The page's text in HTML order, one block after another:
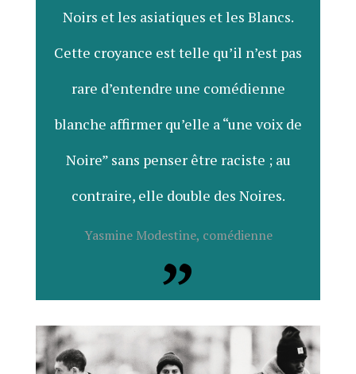
Noirs et les asiatiques et les Blancs.
Cette croyance est telle qu’il n’est pas
rare d’entendre une comédienne
blanche affirmer qu’elle a “une voix de
Noire” sans penser être raciste ; au
contraire, elle double des Noires.
Yasmine Modestine, comédienne